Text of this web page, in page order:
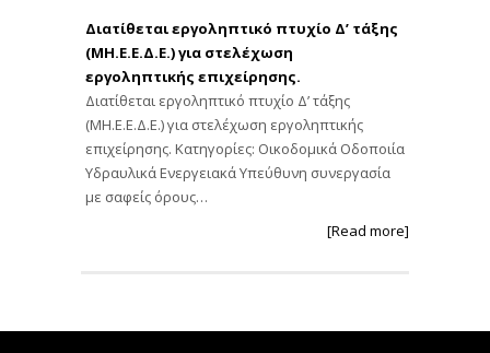
Διατίθεται εργοληπτικό πτυχίο Δ’ τάξης
(ΜΗ.Ε.Ε.Δ.Ε.) για στελέχωση
εργοληπτικής επιχείρησης.
Διατίθεται εργοληπτικό πτυχίο Δ’ τάξης
(ΜΗ.Ε.Ε.Δ.Ε.) για στελέχωση εργοληπτικής
επιχείρησης. Κατηγορίες: Οικοδομικά Οδοποιία
Υδραυλικά Ενεργειακά Υπεύθυνη συνεργασία
με σαφείς όρους…
[Read more]